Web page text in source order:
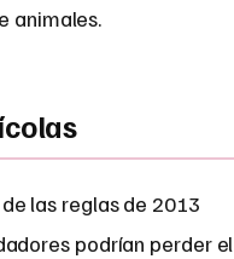
animales.
las reglas de 2013
podrían perder el